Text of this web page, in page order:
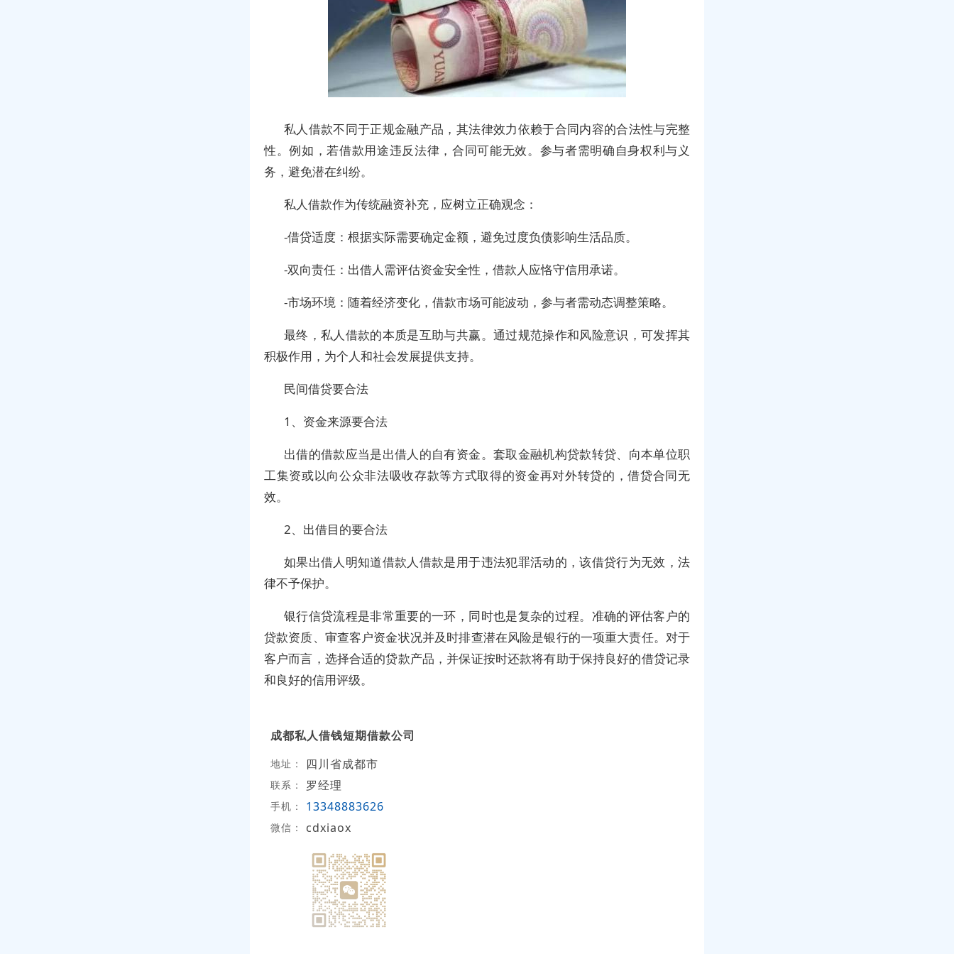
私人借款不同于正规金融产品，其法律效力依赖于合同内容的合法性与完整
性。例如，若借款用途违反法律，合同可能无效。参与者需明确自身权利与义
务，避免潜在纠纷。
私人借款作为传统融资补充，应树立正确观念：
-借贷适度：根据实际需要确定金额，避免过度负债影响生活品质。
-双向责任：出借人需评估资金安全性，借款人应恪守信用承诺。
-市场环境：随着经济变化，借款市场可能波动，参与者需动态调整策略。
最终，私人借款的本质是互助与共赢。通过规范操作和风险意识，可发挥其
积极作用，为个人和社会发展提供支持。
民间借贷要合法
1、资金来源要合法
出借的借款应当是出借人的自有资金。套取金融机构贷款转贷、向本单位职
工集资或以向公众非法吸收存款等方式取得的资金再对外转贷的，借贷合同无
效。
2、出借目的要合法
如果出借人明知道借款人借款是用于违法犯罪活动的，该借贷行为无效，法
律不予保护。
银行信贷流程是非常重要的一环，同时也是复杂的过程。准确的评估客户的
贷款资质、审查客户资金状况并及时排查潜在风险是银行的一项重大责任。对于
客户而言，选择合适的贷款产品，并保证按时还款将有助于保持良好的借贷记录
和良好的信用评级。
成都私人借钱短期借款公司
地址： 四川省成都市
联系： 罗经理
手机： 13348883626
微信： cdxiaox